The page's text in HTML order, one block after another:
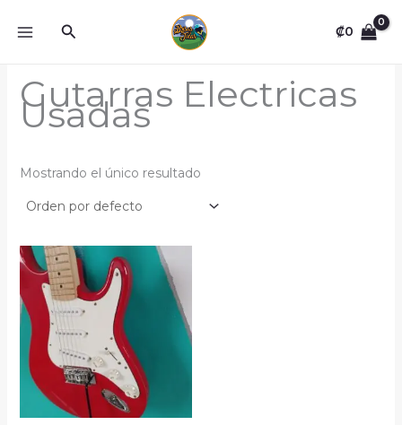
contenido
Buscar ₡0
Gutarras Electricas
Usadas
Mostrando el único resultado